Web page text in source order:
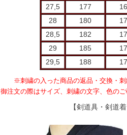
27,5
177
28
180
28,5
182
29
185
29,5
188
※刺繍の入った商品の返品・交換・
御注文の際はサイズ、刺繍の文字、色の
【剣道具・剣道